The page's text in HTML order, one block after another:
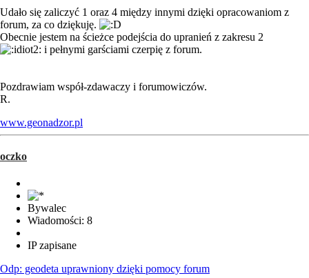
Udało się zaliczyć 1 oraz 4 między innymi dzięki opracowaniom z
forum, za co dziękuję.
Obecnie jestem na ścieżce podejścia do upranień z zakresu 2
i pełnymi garściami czerpię z forum.
Pozdrawiam współ-zdawaczy i forumowiczów.
R.
www.geonadzor.pl
oczko
Bywalec
Wiadomości: 8
IP zapisane
Odp: geodeta uprawniony dzięki pomocy forum